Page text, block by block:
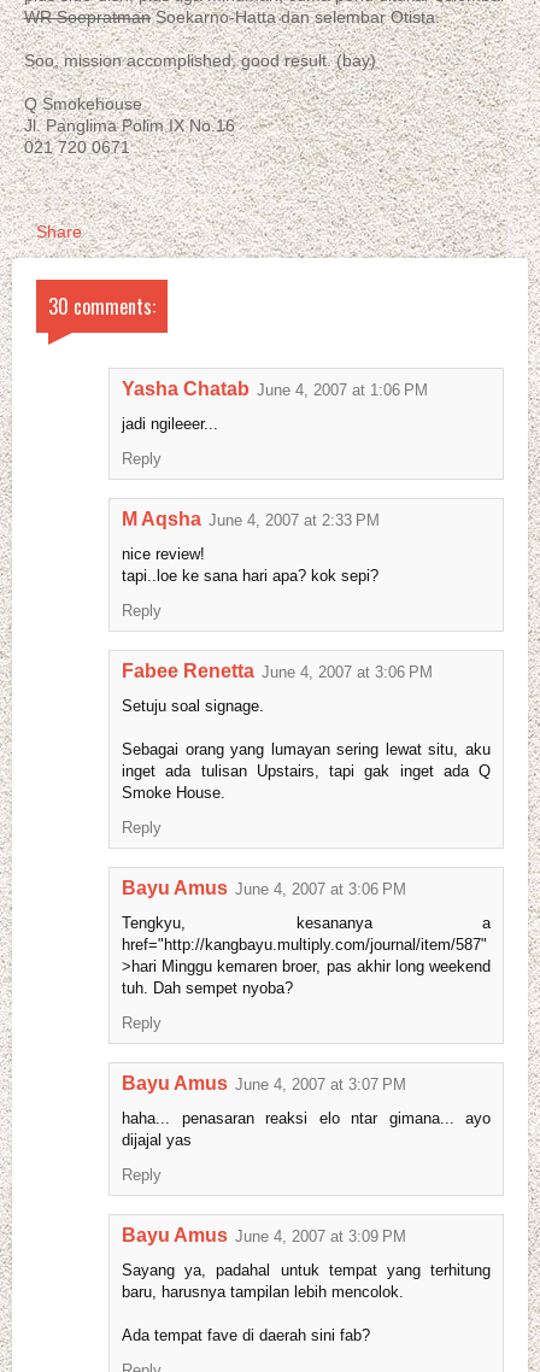
WR SoepratmanSoekarno-Hatta dan selembar Otista.
Soo, mission accomplished, good result. (bay)
Q Smokehouse
Jl. Panglima Polim IX No.16
021 720 0671
Share
30 comments:
Yasha Chatab June 4, 2007 at 1:06 PM
jadi ngileeer...
Reply
M Aqsha June 4, 2007 at 2:33 PM
nice review!
tapi..loe ke sana hari apa? kok sepi?
Reply
Fabee Renetta June 4, 2007 at 3:06 PM
Setuju soal signage.
Sebagai orang yang lumayan sering lewat situ, aku
inget ada tulisan Upstairs, tapi gak inget ada Q
Smoke House.
Reply
Bayu Amus June 4, 2007 at 3:06 PM
Tengkyu, kesananya a
href="http://kangbayu.multiply.com/journal/item/587"
>hari Minggu kemaren broer, pas akhir long weekend
tuh. Dah sempet nyoba?
Reply
Bayu Amus June 4, 2007 at 3:07 PM
haha... penasaran reaksi elo ntar gimana... ayo
dijajal yas
Reply
Bayu Amus June 4, 2007 at 3:09 PM
Sayang ya, padahal untuk tempat yang terhitung
baru, harusnya tampilan lebih mencolok.
Ada tempat fave di daerah sini fab?